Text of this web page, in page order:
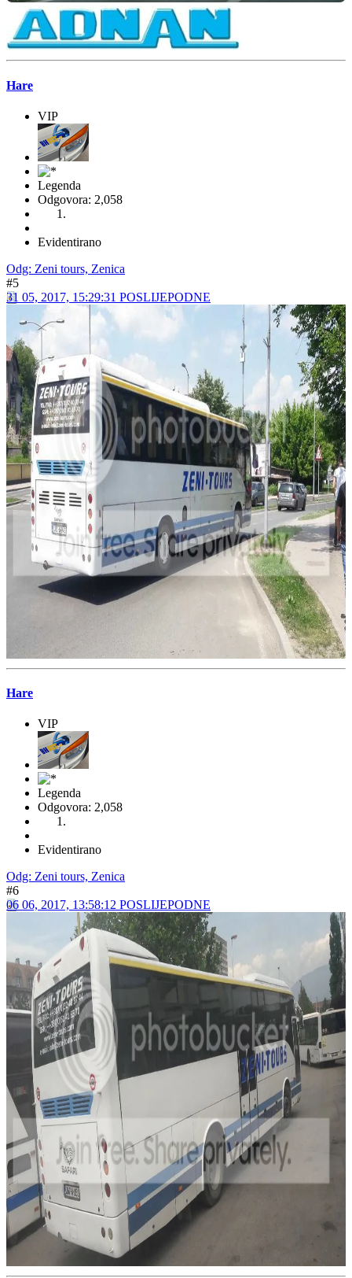
Hare
VIP
Legenda
31 05, 2017, 15:29:31 POSLIJEPODNE
Hare
VIP
Legenda
Odgovora: 2,058